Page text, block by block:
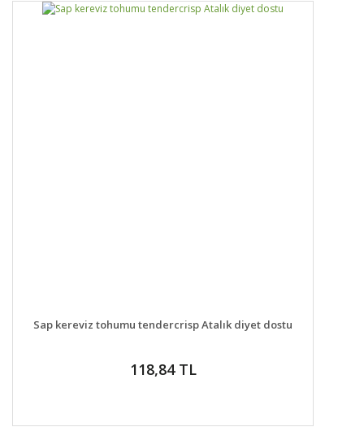
Yorum Yaz
DETAYLAR SEPETE EKLE
Sap kereviz tohumu tendercrisp Atalık diyet dostu
118,84 TL